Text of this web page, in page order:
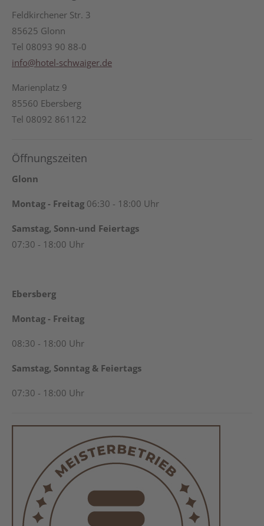
Feldkirchener Str. 3
85625 Glonn
Tel 08093 90 88-0
info@hotel-schwaiger.de
Marienplatz 9
85560 Ebersberg
Tel 08092 861122
Öffnungszeiten
Glonn
Montag - Freitag 06:30 - 18:00 Uhr
Samstag, Sonn-und Feiertags
07:30 - 18:00 Uhr
Ebersberg
Montag - Freitag
08:30 - 18:00 Uhr
Samstag, Sonntag & Feiertags
07:30 - 18:00 Uhr